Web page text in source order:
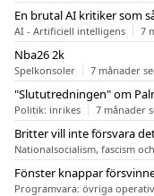
En brutal AI kritiker som
AI - Artificiell intelligens 7
Nba26 2k
Spelkonsoler 7 månader
"Slututredningen" om
Politik: inrikes 7 månader
Britter vill inte försvara
Nationalsocialism, fascism
Fönster knappar
Programvara: övriga